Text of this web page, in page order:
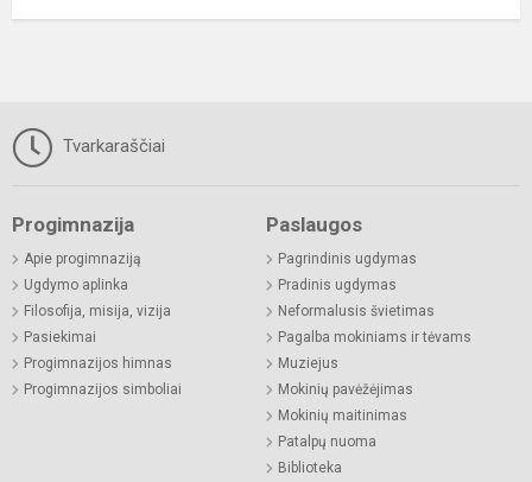
Tvarkaraščiai
Progimnazija
Apie progimnaziją
Ugdymo aplinka
Filosofija, misija, vizija
Pasiekimai
Progimnazijos himnas
Progimnazijos simboliai
Paslaugos
Pagrindinis ugdymas
Pradinis ugdymas
Neformalusis švietimas
Pagalba mokiniams ir tėvams
Muziejus
Mokinių pavėžėjimas
Mokinių maitinimas
Patalpų nuoma
Biblioteka